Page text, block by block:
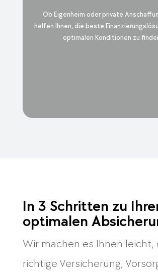
Ob Eigenheim oder private
helfen Ihnen, die beste
optimalen Konditionen zu
In 3 Schritten zu
optimalen
Wir machen es Ihnen leicht,
richtige Versicherung,